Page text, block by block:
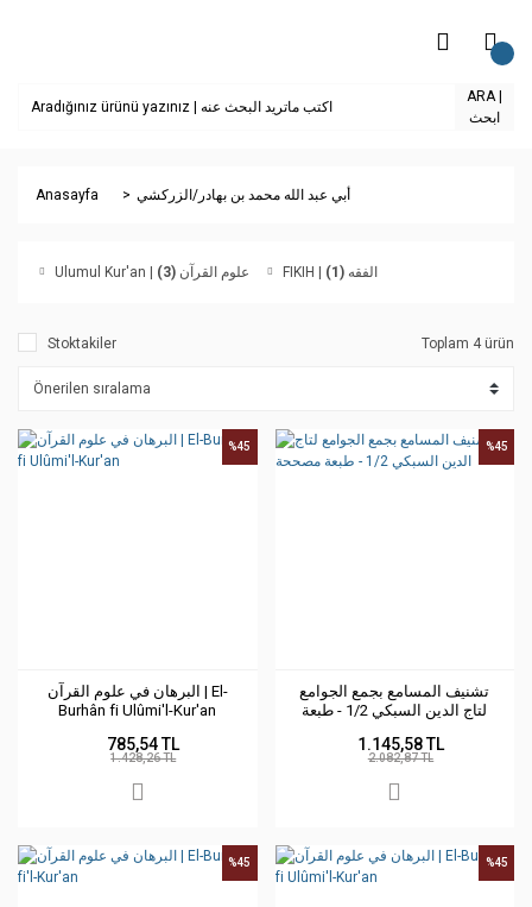
ARA |
ابحث
Anasayfa أبي عبد الله محمد بن بهادر/الزركشي
Ulumul Kur'an | علوم القرآن(3) FIKIH | الفقه(1)
Stoktakiler Toplam 4 ürün
البرهان في علوم القرآن | El-
Burhân fi Ulûmi'l-Kur'an
%45
785,54 TL
1.428,26 TL
تشنيف المسامع بجمع الجوامع
لتاج الدين السبكي 1/2 - طبعة
%45
1.145,58 TL
2.082,87 TL
%45 %45